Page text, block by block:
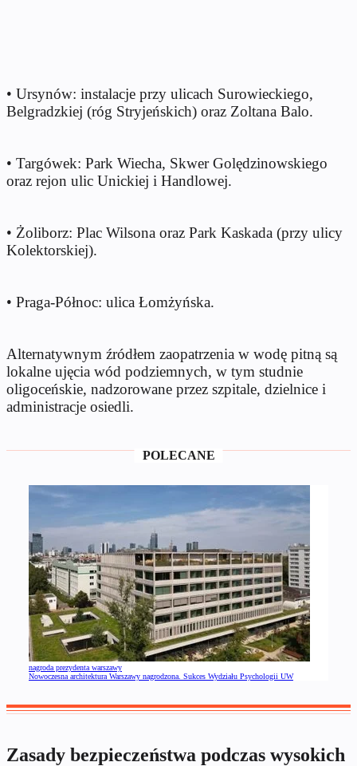
• Ursynów: instalacje przy ulicach Surowieckiego,
Belgradzkiej (róg Stryjeńskich) oraz Zoltana Balo.
• Targówek: Park Wiecha, Skwer Golędzinowskiego
oraz rejon ulic Unickiej i Handlowej.
• Żoliborz: Plac Wilsona oraz Park Kaskada (przy ulicy
Kolektorskiej).
• Praga-Północ: ulica Łomżyńska.
Alternatywnym źródłem zaopatrzenia w wodę pitną są
lokalne ujęcia wód podziemnych, w tym studnie
oligoceńskie, nadzorowane przez szpitale, dzielnice i
administracje osiedli.
POLECANE
nagroda prezydenta warszawy
Nowoczesna architektura Warszawy nagrodzona. Sukces Wydziału Psychologii UW
Zasady bezpieczeństwa podczas wysokich